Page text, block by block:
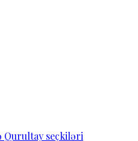
Qurultay seçkiləri